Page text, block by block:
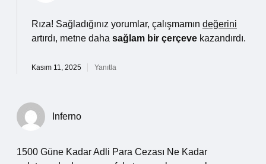
Rıza! Sağladığınız yorumlar, çalışmamın değerini
artırdı, metne daha sağlam bir çerçeve kazandırdı.
Kasım 11, 2025 Yanıtla
Inferno
1500 Güne Kadar Adli Para Cezası Ne Kadar